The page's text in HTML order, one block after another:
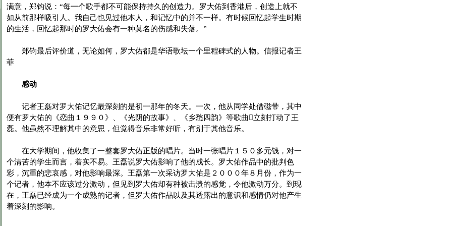
满意，郑钧说：“每一个歌手都不可能保持持久的创造力。罗大佑到香港后，创造上就不
如从前那样吸引人。我自己也见过他本人，和记忆中的并不一样。有时候回忆起学生时期
的生活，回忆起那时的罗大佑会有一种莫名的伤感和失落。”
郑钧最后评价道，无论如何，罗大佑都是华语歌坛一个里程碑式的人物。信报记者王
菲
感动
记者王磊对罗大佑记忆最深刻的是初一那年的冬天。一次，他从同学处借磁带，其中
便有罗大佑的《恋曲１９９０》、《光阴的故事》、《乡愁四韵》等歌曲立刻打动了王
磊。他虽然不理解其中的意思，但觉得音乐非常好听，有别于其他音乐。
在大学期间，他收集了一整套罗大佑正版的唱片。当时一张唱片１５０多元钱，对一
个清苦的学生而言，着实不易。王磊说罗大佑影响了他的成长。罗大佑作品中的批判色
彩，沉重的悲哀感，对他影响最深。王磊第一次采访罗大佑是２０００年８月份，作为一
个记者，他本不应该过分激动，但见到罗大佑却有种被击溃的感觉，令他激动万分。到现
在，王磊已经成为一个成熟的记者，但罗大佑作品以及其透露出的意识和感情仍对他产生
着深刻的影响。